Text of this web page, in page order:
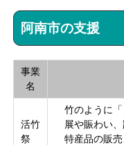
阿南市の支援
事業
名
活竹
祭
竹のように
展や賑わい
特産品の販